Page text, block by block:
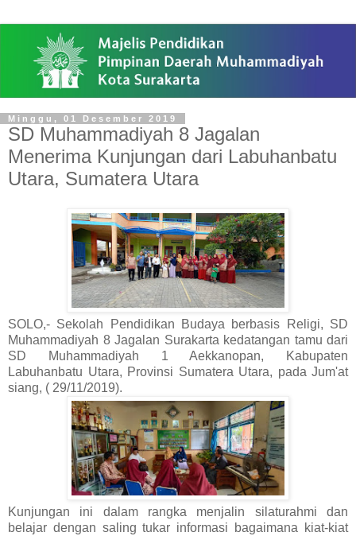
Minggu, 01 Desember 2019
SD Muhammadiyah 8 Jagalan
Menerima Kunjungan dari Labuhanbatu
Utara, Sumatera Utara
SOLO,- Sekolah Pendidikan Budaya berbasis Religi, SD
Muhammadiyah 8 Jagalan Surakarta kedatangan tamu dari
SD Muhammadiyah 1 Aekkanopan, Kabupaten
Labuhanbatu Utara, Provinsi Sumatera Utara, pada Jum'at
siang, ( 29/11/2019).
Kunjungan ini dalam rangka menjalin silaturahmi dan
belajar dengan saling tukar informasi bagaimana kiat-kiat